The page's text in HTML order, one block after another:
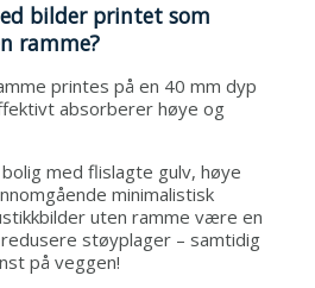
bilder printet som
ramme?
printes på en 40 mm dyp
absorberer høye og
med flislagte gulv, høye
minimalistisk
uten ramme være en
støyplager – samtidig
på veggen!